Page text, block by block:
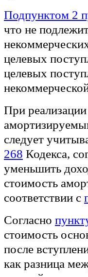
Подпунктом 2
что не
целевых
целевых
При
следует
268 Кодекса,
уменьшить
стоимость
соответствии с
Согласно
стоимость
после
как разница